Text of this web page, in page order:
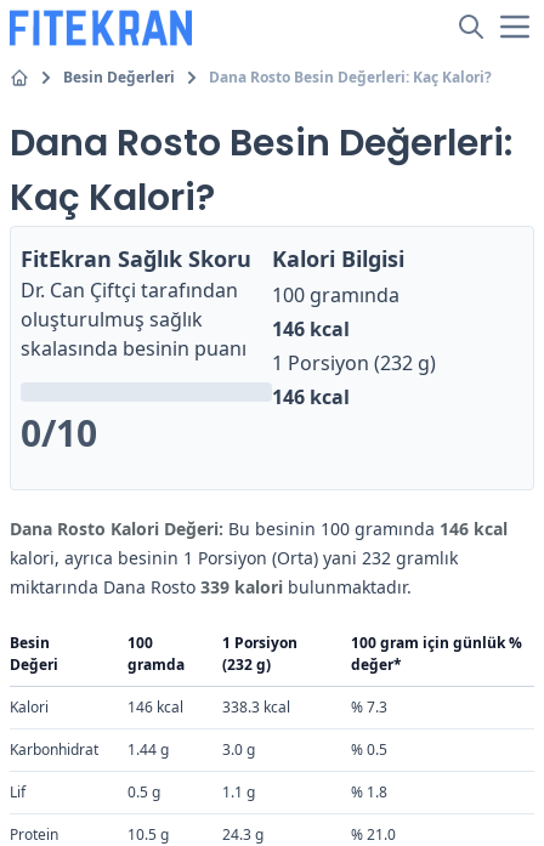
Besin Değerleri Dana Rosto Besin Değerleri: Kaç Kalori?
Dana Rosto Besin Değerleri:
Kaç Kalori?
FitEkran Sağlık Skoru
Dr. Can Çiftçi tarafından
oluşturulmuş sağlık
skalasında besinin puanı
0/10
Kalori Bilgisi
100 gramında
146 kcal
1 Porsiyon (232 g)
146 kcal
Dana Rosto Kalori Değeri: Bu besinin 100 gramında 146 kcal
kalori, ayrıca besinin 1 Porsiyon (Orta) yani 232 gramlık
miktarında Dana Rosto 339 kalori bulunmaktadır.
Besin
Değeri
100
gramda
1 Porsiyon
(232 g)
100 gram için günlük %
değer*
Kalori 146 kcal 338.3 kcal % 7.3
Karbonhidrat 1.44 g 3.0 g % 0.5
Lif 0.5 g 1.1 g % 1.8
Protein 10.5 g 24.3 g % 21.0